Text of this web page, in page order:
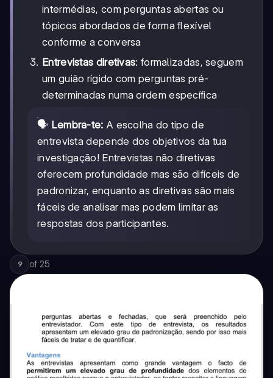
intermédias, com perguntas abertas ou
tópicos abordados de forma flexível
conforme a conversa
Entrevistas diretivas: formalizadas, seguem
um guião rígido com perguntas pré-
determinadas numa ordem específica
🗣️ Lembra-te: A escolha do tipo de
entrevista depende dos objetivos da tua
investigação! Entrevistas não diretivas
oferecem profundidade mas são difíceis de
padronizar, enquanto as diretivas são mais
fáceis de analisar mas podem limitar as
respostas dos participantes.
9 of 25